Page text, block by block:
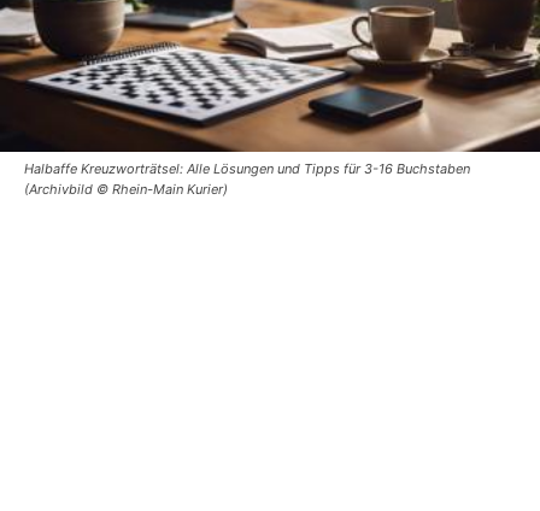
Halbaffe Kreuzworträtsel: Alle Lösungen und Tipps für 3-16 Buchstaben
(Archivbild © Rhein-Main Kurier)